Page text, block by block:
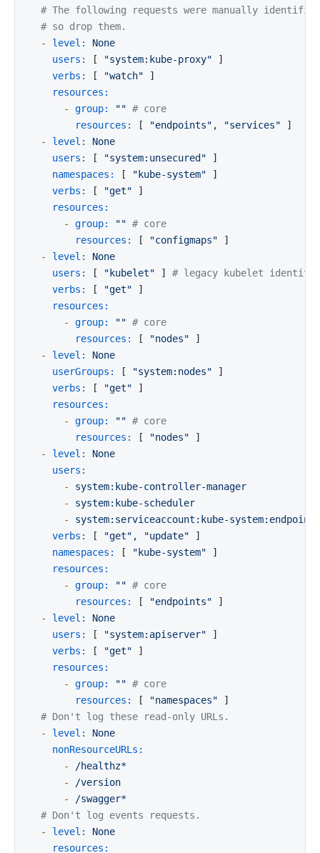
# The following requests were manually
# so drop them.
-
level:
None
users:
[ "system:kube-proxy" ]
verbs:
[ "watch" ]
resources:
-
group: "" # core
resources:
[ "endpoints" , "services" ]
-
level:
None
users:
[ "system:unsecured" ]
namespaces:
[ "kube-system" ]
verbs:
[ "get" ]
resources:
-
group: "" # core
resources:
[ "configmaps" ]
-
level:
None
users:
[ "kubelet" ] # legacy kubelet identity
verbs:
[ "get" ]
resources:
-
group: "" # core
resources:
[ "nodes" ]
-
level:
None
userGroups:
[ "system:nodes" ]
verbs:
[ "get" ]
resources:
-
group: "" # core
resources:
[ "nodes" ]
-
level:
None
users:
-
system:kube-controller-manager
-
system:kube-scheduler
-
system:serviceaccount:kube-
verbs:
[ "get" , "update" ]
namespaces:
[ "kube-system" ]
resources:
-
group: "" # core
resources:
[ "endpoints" ]
-
level:
None
users:
[ "system:apiserver" ]
verbs:
[ "get" ]
resources:
-
group: "" # core
resources:
[ "namespaces" ]
# Don't log these read-only URLs.
-
level:
None
nonResourceURLs:
-
/healthz*
-
/version
-
/swagger*
# Don't log events requests.
-
level:
None
resources: